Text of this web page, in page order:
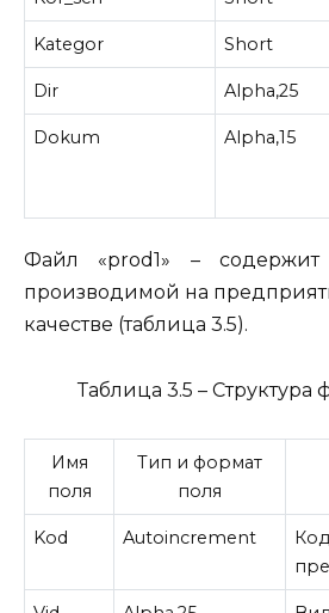
Kategor Short
Dir Alpha,25
Dokum Alpha,15
Файл «prod1» –
производимой на
качестве (таблица 3.5).
Таблица 3.5 – Структура
Имя
поля
Тип и формат
поля
Kod Autoincrement